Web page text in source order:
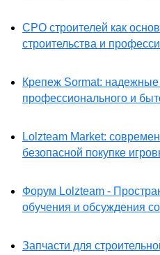
СРО строителей как
строительства и
Крепеж Sormat:
профессионального и
Lolzteam Market:
безопасной покупке
Форум Lolzteam -
обучения и обсуждения
Запчасти для